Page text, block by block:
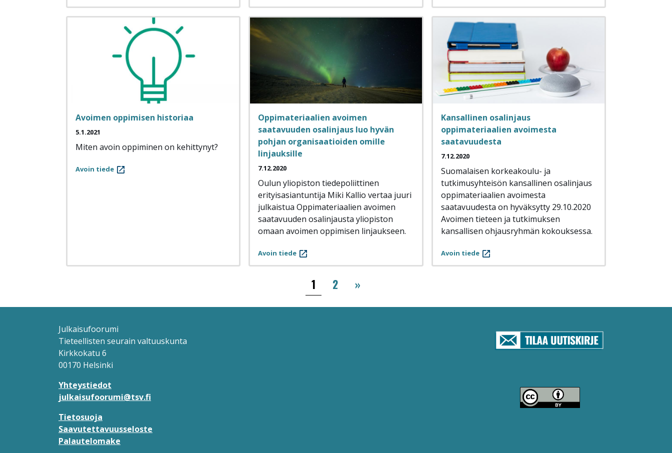
Avoimen oppimisen historiaa
5.1.2021
Miten avoin oppiminen on kehittynyt?
Avoin tiede
Oppimateriaalien avoimen
saatavuuden osalinjaus luo hyvän
pohjan organisaatioiden omille
linjauksille
7.12.2020
Oulun yliopiston tiedepoliittinen
erityisasiantuntija Miki Kallio vertaa juuri
julkaistua Oppimateriaalien avoimen
saatavuuden osalinjausta yliopiston
omaan avoimen oppimisen linjaukseen.
Avoin tiede
Kansallinen osalinjaus
oppimateriaalien avoimesta
saatavuudesta
7.12.2020
Suomalaisen korkeakoulu- ja
tutkimusyhteisön kansallinen osalinjaus
oppimateriaalien avoimesta
saatavuudesta on hyväksytty 29.10.2020
Avoimen tieteen ja tutkimuksen
kansallisen ohjausryhmän kokouksessa.
Avoin tiede
1 2 »››
Julkaisufoorumi
Tieteellisten seurain valtuuskunta
Kirkkokatu 6
00170 Helsinki
Yhteystiedot
julkaisufoorumi@tsv.fi
Tietosuoja
Saavutettavuusseloste
Palautelomake